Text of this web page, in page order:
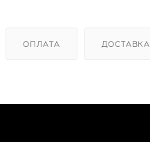
ОПЛАТА ДОСТАВКА